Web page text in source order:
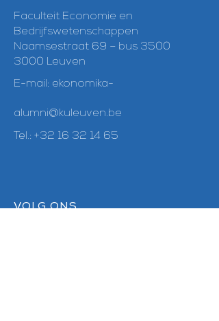
Faculteit Economie en
Bedrijfswetenschappen
Naamsestraat 69 – bus 3500
3000 Leuven
E-mail: ekonomika-
alumni@kuleuven.be
Tel.: +32 16 32 14 65
VOLG ONS